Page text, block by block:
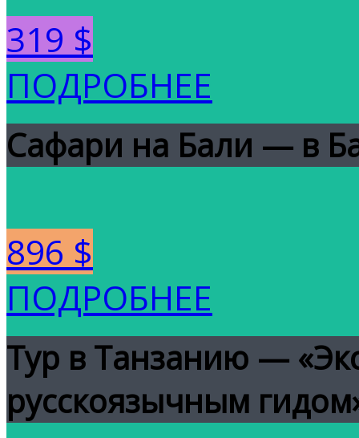
319 $
ПОДРОБНЕЕ
Сафари на Бали — в
896 $
ПОДРОБНЕЕ
Тур в Танзанию —
русскоязычным